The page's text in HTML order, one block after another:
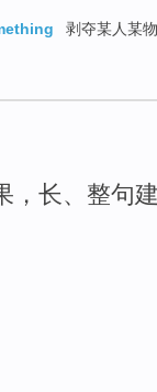
剥夺某人某物
，长、整句